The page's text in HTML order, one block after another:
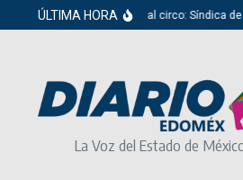
Saltar al contenido
ÚLTIMA HORA
Del cabildo al circo: Síndica de
La Voz del Estado de